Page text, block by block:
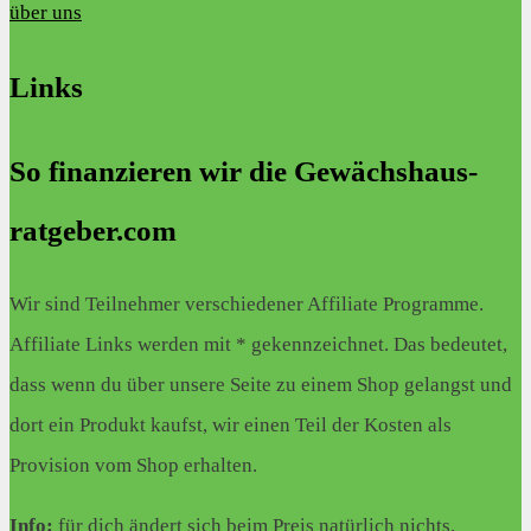
über uns
Links
So finanzieren wir die Gewächshaus-
ratgeber.com
Wir sind Teilnehmer verschiedener Affiliate Programme.
Affiliate Links werden mit * gekennzeichnet. Das bedeutet,
dass wenn du über unsere Seite zu einem Shop gelangst und
dort ein Produkt kaufst, wir einen Teil der Kosten als
Provision vom Shop erhalten.
Info: für dich ändert sich beim Preis natürlich nichts.